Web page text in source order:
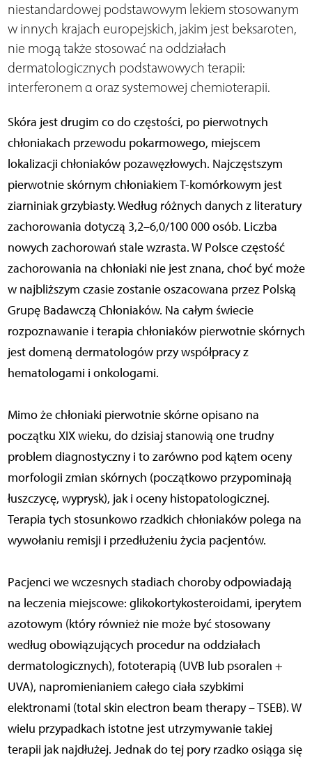
niestandardowej podstawowym lekiem stosowanym
w innych krajach europejskich, jakim jest beksaroten,
nie mogą także stosować na oddziałach
dermatologicznych podstawowych terapii:
interferonem α oraz systemowej chemioterapii.
Skóra jest drugim co do częstości, po pierwotnych
chłoniakach przewodu pokarmowego, miejscem
lokalizacji chłoniaków pozawęzłowych. Najczęstszym
pierwotnie skórnym chłoniakiem T-komórkowym jest
ziarniniak grzybiasty. Według różnych danych z literatury
zachorowania dotyczą 3,2–6,0/100 000 osób. Liczba
nowych zachorowań stale wzrasta. W Polsce częstość
zachorowania na chłoniaki nie jest znana, choć być może
w najbliższym czasie zostanie oszacowana przez Polską
Grupę Badawczą Chłoniaków. Na całym świecie
rozpoznawanie i terapia chłoniaków pierwotnie skórnych
jest domeną dermatologów przy współpracy z
hematologami i onkologami.
Mimo że chłoniaki pierwotnie skórne opisano na
początku XIX wieku, do dzisiaj stanowią one trudny
problem diagnostyczny i to zarówno pod kątem oceny
morfologii zmian skórnych (początkowo przypominają
łuszczycę, wyprysk), jak i oceny histopatologicznej.
Terapia tych stosunkowo rzadkich chłoniaków polega na
wywołaniu remisji i przedłużeniu życia pacjentów.
Pacjenci we wczesnych stadiach choroby odpowiadają
na leczenia miejscowe: glikokortykosteroidami, iperytem
azotowym (który również nie może być stosowany
według obowiązujących procedur na oddziałach
dermatologicznych), fototerapią (UVB lub psoralen +
UVA), napromienianiem całego ciała szybkimi
elektronami (total skin electron beam therapy – TSEB). W
wielu przypadkach istotne jest utrzymywanie takiej
terapii jak najdłużej. Jednak do tej pory rzadko osiąga się